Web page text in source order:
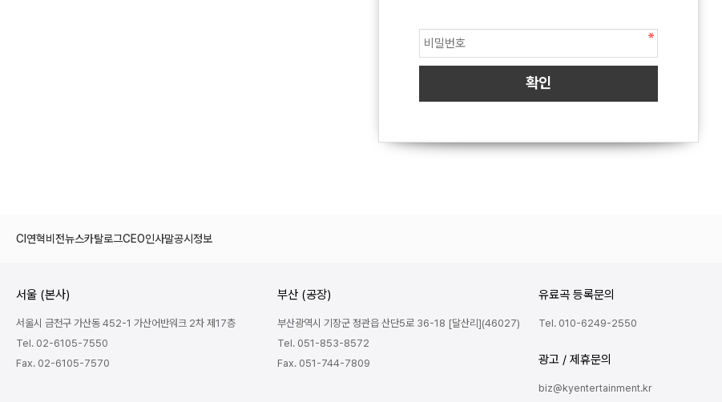
CI연혁비전뉴스카탈로그CEO인사말공시정보
서울 (본사)
서울시 금천구 가산동 452-1 가산어반워크 2차 제17층
Tel. 02-6105-7550
Fax. 02-6105-7570
부산 (공장)
부산광역시 기장군 정관읍 산단5로 36-18 [달산리](46027)
Tel. 051-853-8572
Fax. 051-744-7809
유료곡 등록문의
Tel. 010-6249-2550
광고 / 제휴문의
biz@kyentertainment.kr